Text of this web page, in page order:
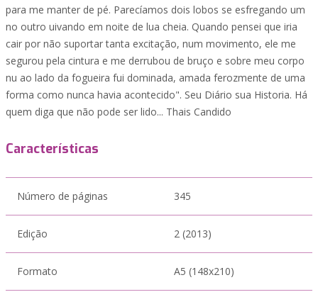
para me manter de pé. Parecíamos dois lobos se esfregando um
no outro uivando em noite de lua cheia. Quando pensei que iria
cair por não suportar tanta excitação, num movimento, ele me
segurou pela cintura e me derrubou de bruço e sobre meu corpo
nu ao lado da fogueira fui dominada, amada ferozmente de uma
forma como nunca havia acontecido". Seu Diário sua Historia. Há
quem diga que não pode ser lido... Thais Candido
Características
Número de páginas 345
Edição 2 (2013)
Formato A5 (148x210)